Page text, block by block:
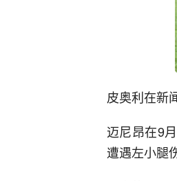
皮奥利在新
迈尼昂在9
遭遇左小腿